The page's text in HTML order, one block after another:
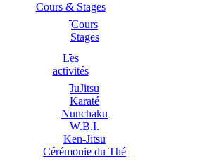
Cours & Stages
Cours
Stages
Les
activités
JuJitsu
Karaté
Nunchaku
W.B.I.
Ken-Jitsu
Cérémonie du Thé